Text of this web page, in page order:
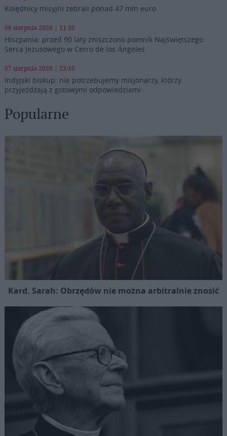
Kolędnicy misyjni zebrali ponad 47 mln euro
08 sierpnia 2026 | 11:30
Hiszpania: przed 90 laty zniszczono pomnik Najświętszego
Serca Jezusowego w Cerro de los Ángeles
07 sierpnia 2026 | 23:10
Indyjski biskup: nie potrzebujemy misjonarzy, którzy
przyjeżdżają z gotowymi odpowiedziami
Popularne
Kard. Sarah: Obrzędów nie można arbitralnie znosić